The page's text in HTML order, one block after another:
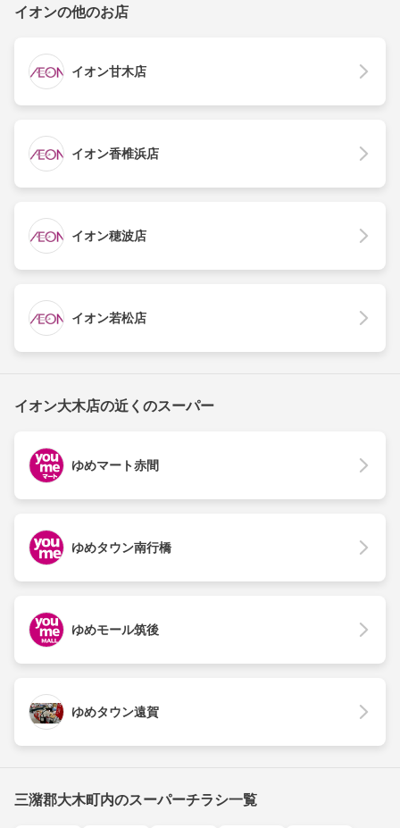
イオンの他のお店
イオン甘木店
イオン香椎浜店
イオン穂波店
イオン若松店
イオン大木店の近くのスーパー
ゆめマート赤間
ゆめタウン南行橋
ゆめモール筑後
ゆめタウン遠賀
三潴郡大木町内のスーパーチラシ一覧